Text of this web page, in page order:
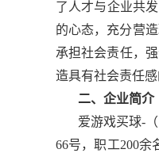
了人才与企业共
的心态，充分营
承担社会责任，
造具有社会责任感
二、企业简介
爱游戏买球-
66号，职工200余